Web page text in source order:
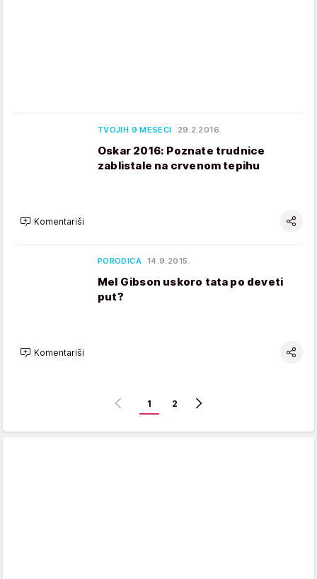
TVOJIH 9 MESECI 29.2.2016.
Oskar 2016: Poznate trudnice
zablistale na crvenom tepihu
Komentariši
PORODICA 14.9.2015.
Mel Gibson uskoro tata po deveti
put?
Komentariši
1 2